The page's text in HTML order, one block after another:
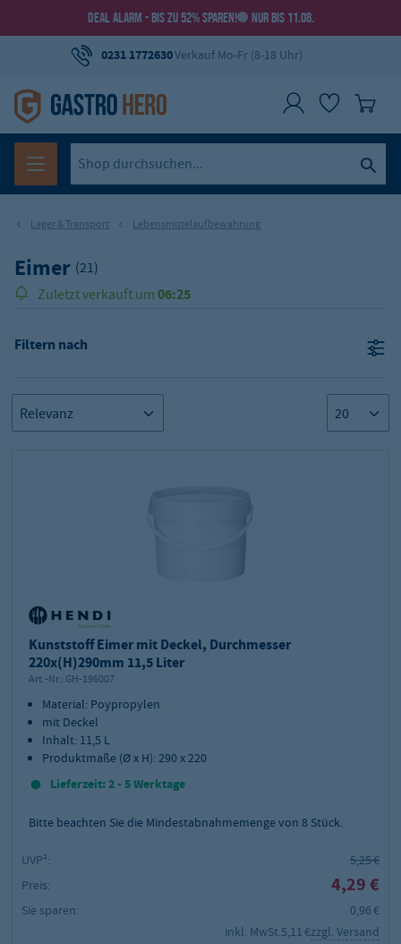
DEAL ALARM - BIS ZU 52% SPAREN! NUR BIS 11.08.
0231 1772630Verkauf Mo-Fr (8-18 Uhr)
Lager & Transport Lebensmittelaufbewahrung
Eimer (21)
Zuletzt verkauft um 06:25
Filtern nach
Kunststoff Eimer mit Deckel, Durchmesser
220x(H)290mm 11,5 Liter
Art.-Nr.: GH-196007
Material: Poypropylen
mit Deckel
Inhalt: 11,5 L
Produktmaße (Ø x H): 290 x 220
Lieferzeit: 2 - 5 Werktage
Bitte beachten Sie die Mindestabnahmemenge von 8 Stück.
UVP²:
5,25 €
Preis:
4,29 €
Sie sparen:
0,96 €
inkl. MwSt.5,11 €zzgl. Versand